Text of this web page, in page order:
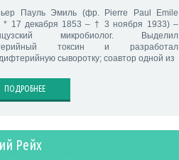
Пауль Эмиль (фр. Pierre Paul Emile
* 17 декабря 1853 – † 3 ноября 1933) –
микробиолог. Выделил
токсин и разработал
сыворотку; соавтор одной из
ПОДРОБНЕЕ
Рейх